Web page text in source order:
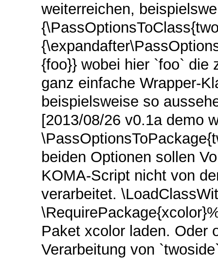
weiterreichen,
{foo}} wobei hier `foo` die
ganz einfache Wrapper-
beispielsweise so
[2013/08/26 v0.1a demo
beiden Optionen sollen
KOMA-Script nicht von
verarbeitet.
Paket xcolor laden. Oder
Verarbeitung von